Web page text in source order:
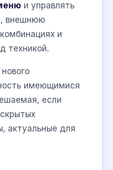
и управлять
внешнюю
и
техникой.
имеющимися
если
актуальные для